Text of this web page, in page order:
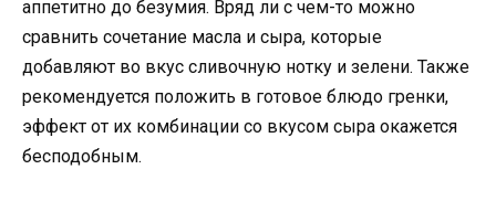
аппетитно до безумия. Вряд ли с чем-то можно
сравнить сочетание масла и сыра, которые
добавляют во вкус сливочную нотку и зелени. Также
рекомендуется положить в готовое блюдо гренки,
эффект от их комбинации со вкусом сыра окажется
бесподобным.